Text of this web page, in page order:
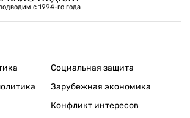
с 1994-го года
Социальная защита
Зарубежная экономика
Конфликт интересов